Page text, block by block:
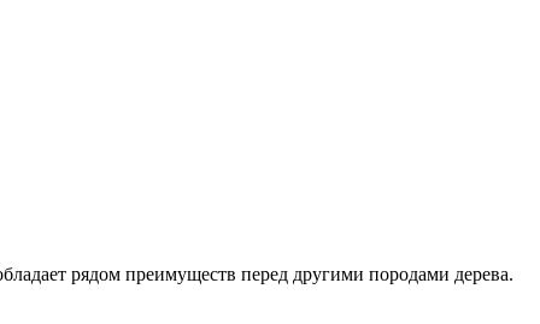
рядом преимуществ перед другими породами дерева.